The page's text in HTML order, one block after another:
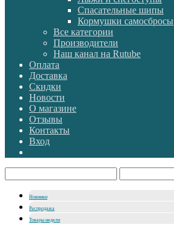
Спасательные шипы
Кормушки самосбросы
Все категории
Производители
Наш канал на Rutube
Оплата
Доставка
Скидки
Новости
О магазине
Отзывы
Контакты
Вход
Новинки
Распродажа
Товары недели